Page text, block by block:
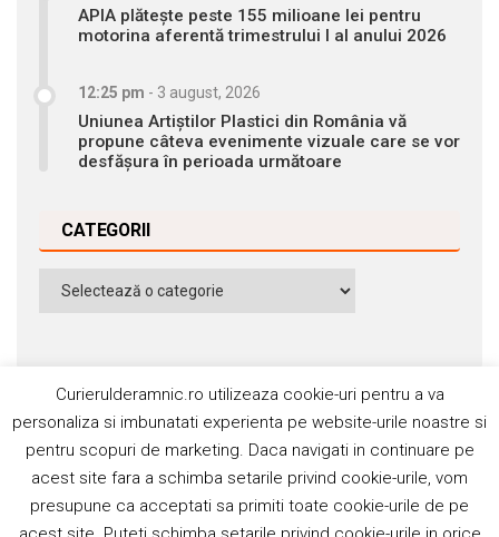
APIA plătește peste 155 milioane lei pentru
motorina aferentă trimestrului I al anului 2026
12:25 pm - 3 august, 2026
Uniunea Artiștilor Plastici din România vă
propune câteva evenimente vizuale care se vor
desfășura în perioada următoare
CATEGORII
Categorii
Curierulderamnic.ro utilizeaza cookie-uri pentru a va
personaliza si imbunatati experienta pe website-urile noastre si
pentru scopuri de marketing. Daca navigati in continuare pe
acest site fara a schimba setarile privind cookie-urile, vom
presupune ca acceptati sa primiti toate cookie-urile de pe